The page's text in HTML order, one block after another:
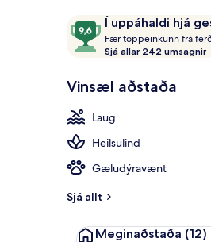
UmsagnirÍ uppáhaldi hjá
9,6
af
10,
uppáhaldi
gestum
Fær toppeinkunn frá
Sjá allar 242 umsagnir
Vinsæl aðstaða
Laug
Heilsulind
Gæludýravænt
Sjá allt
Meginaðstaða (12)